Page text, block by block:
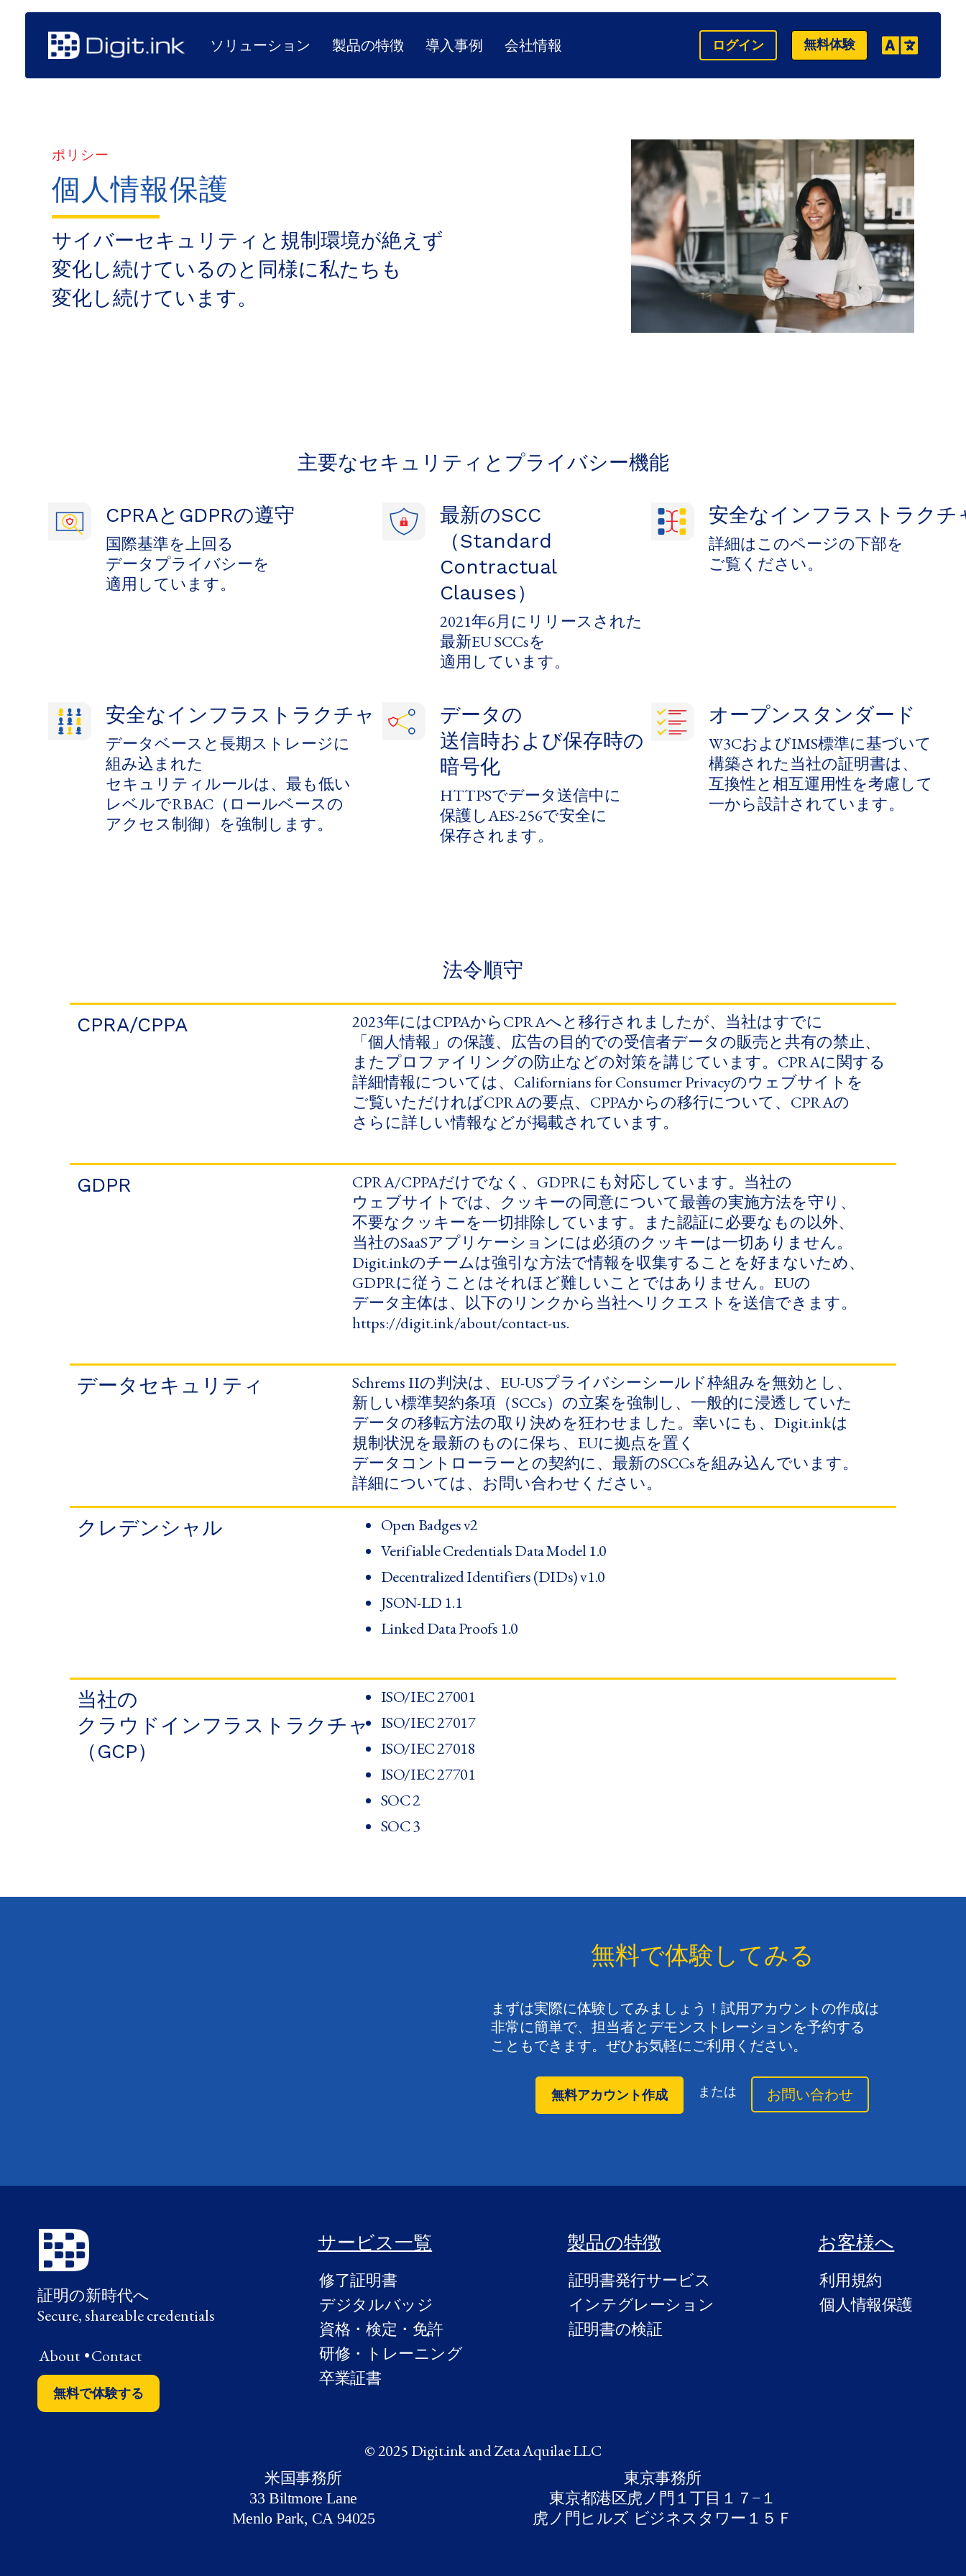
ソリューション 製品の特徴 導入事例 会社情報 ログイン 無料体験
ポリシー
個人情報保護
サイバーセキュリティと​規制環境が​絶えず​
変化し続けているのと​同様に​私たちも​
変化し続けています。
主要な​セキュリティと​プライバシー機能
CPRAとGDPRの遵守
国際基準を​上回る​
データプライバシーを​
適用しています。
最新の​SCC​
（Standard
Contractual
Clauses）
2021年6月に​リリースされた​
最新EU SCCsを​
適用しています。
安全なインフラストラクチ
詳細は​このページの​下部を​
ご覧ください。
安全なインフラストラクチャ
データベースと​長期ストレージに​
組み込まれた​
セキュリティルールは、​最も​低い​
レベルで​RBAC​（ロールベースの​
アクセス制御）を​強制します。
データの​
送信時および保存時の​
暗号化
HTTPSで​データ送信中に​
保護しAES-256で​安全に​
保存されます。
オープンスタンダード
W3CおよびIMS標準に​基づいて​
構築された​当社の​証明書は、​
互換性と​相互運用性を​考慮して​
一から​設計されています。
法令順守
CPRA/CPPA
2023年には​CPPAから​CPRAへと​移行されましたが、​当社は​すでに​
「個人情報」の​保護、​広告の​目的での​受信者データの​販売と​共有の​禁止、​
また​プロファイリングの​防止などの​対策を​講じています。​CPRAに​関する​
詳細情報に​ついては、​Californians for Consumer Privacyの​ウェブサイトを​
ご覧いただければ​CPRAの​要点、​CPPAからの​移行に​ついて、​CPRAの​
さらに​詳しい​情報などが​掲載されています。
GDPR
CPRA/CPPAだけでなく、​GDPRにも​対応しています。​当社の​
ウェブサイトでは、​クッキーの​同意に​ついて​最善の​実施方法を​守り、​
不要な​クッキーを​一切排除しています。​また​認証に​必要な​もの以外、​
当社の​SaaSアプリケーションには​必須の​クッキーは​一切​ありません。​
Digit.inkの​チームは​強引な​方法で​情報を​収集する​ことを​好まないため、​
GDPRに​従う​ことは​それほど​難しい​ことでは​ありません。​EUの​
データ主体は、​以下の​リンクから​当社へ​リクエストを​送信できます。​
https://digit.ink/about/contact-us.
データセキュリティ
Schrems IIの​判決は、​EU-USプライバシーシールド枠組みを​無効とし、​
新しい​標準契約条項​（SCCs）の​立案を​強制し、​一般的に​浸透していた​
データの​移転方法の​取り決めを​狂わせました。​幸いにも、​Digit.inkは​
規制状況を​最新の​ものに​保ち、​EUに​拠点を​置く​
データコントローラーとの​契約に、​最新の​SCCsを​組み込んでいます。​
詳細に​ついては、​お問い​合わせください。
クレデンシャル
Open Badges v2
Verifiable Credentials Data Model 1.0
Decentralized Identifiers (DIDs) v1.0
JSON-LD 1.1
Linked Data Proofs 1.0
当社の​
クラウドインフラストラクチャ​
（GCP）
ISO/IEC 27001
ISO/IEC 27017
ISO/IEC 27018
ISO/IEC 27701
SOC 2
SOC 3
無料で体験してみる
まずは​実際に​体験してみましょう！​試用アカウントの​作成は​
非常に​簡単で、​担当者と​デモンストレーションを​予約する​
こともできます。​ぜひ​お気軽に​ご利用ください。
無料アカウント作成 または お問い合わせ
証明の新時代へ
Secure, shareable credentials
About •Contact
無料で体験する
サービス一覧
修了証明書
デジタルバッジ
資格・検定・免許
研修・トレーニング
卒業証書
製品の特徴
証明書発行サービス
インテグレーション
証明書の検証
お客様へ
利用規約
個人情報保護
© 2025 Digit.ink and Zeta Aquilae LLC
米国事務所
33 Biltmore Lane
Menlo Park, CA 94025
東京事務所
東京都港区虎ノ門１丁目１７−１
虎ノ門ヒルズ ビジネスタワー１５Ｆ